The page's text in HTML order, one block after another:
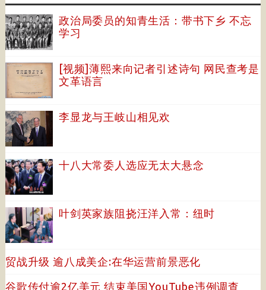
政治局委员的知青生活：带书下乡 不忘
学习
[视频]薄熙来向记者引述诗句 网民查考是
文革语言
李显龙与王岐山相见欢
十八大常委人选应无太大悬念
叶剑英家族阻挠汪洋入常：纽时
贸战升级 逾八成美企:在华运营前景恶化
谷歌传付逾2亿美元 结束美国YouTube违例调查